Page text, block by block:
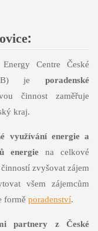
:
Centre České
jeporadenské
činnost zaměřuje
kraj.
využívání energie a
energiena celkové
zvyšovat zájem
všem zájemcům
formě poradenství.
partnery z České